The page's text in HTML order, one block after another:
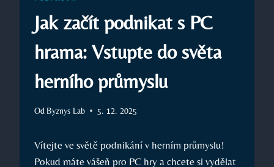
Jak začít podnikat s PC
hrama: Vstupte do světa
herního průmyslu
Od Byznys Lab 5. 12. 2025
Vítejte ve světě podnikání v herním průmyslu!
Pokud máte vášeň pro PC hry a chcete si vydělat